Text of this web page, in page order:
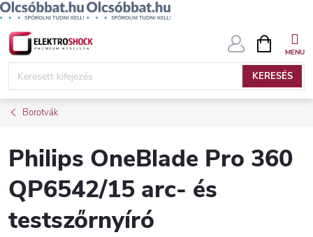
Ugrás
KERESÉS
KOSÁR
Borotvák
Philips OneBlade Pro 360
QP6542/15 arc- és
testszőrnyíró